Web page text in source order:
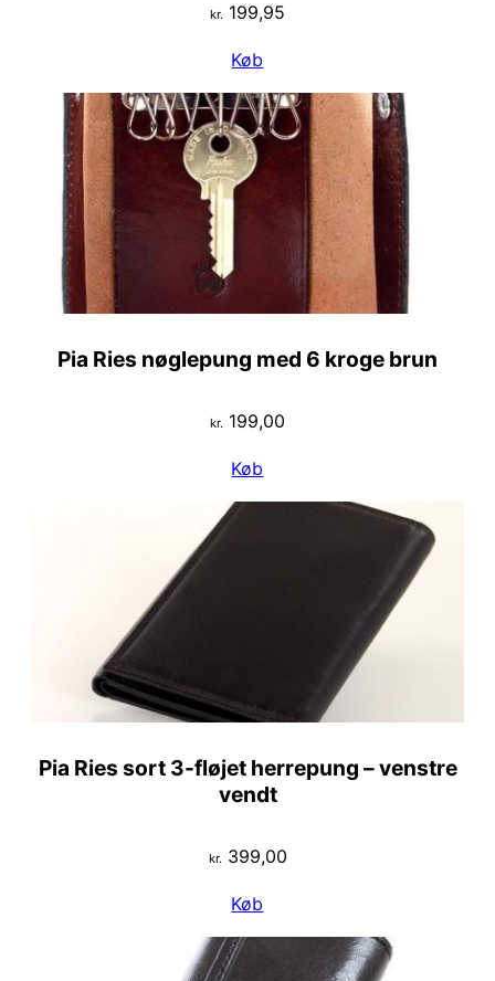
kr. 199,95
Køb
Pia Ries nøglepung med 6 kroge brun
kr. 199,00
Køb
Pia Ries sort 3-fløjet herrepung – venstre
vendt
kr.399,00
Køb